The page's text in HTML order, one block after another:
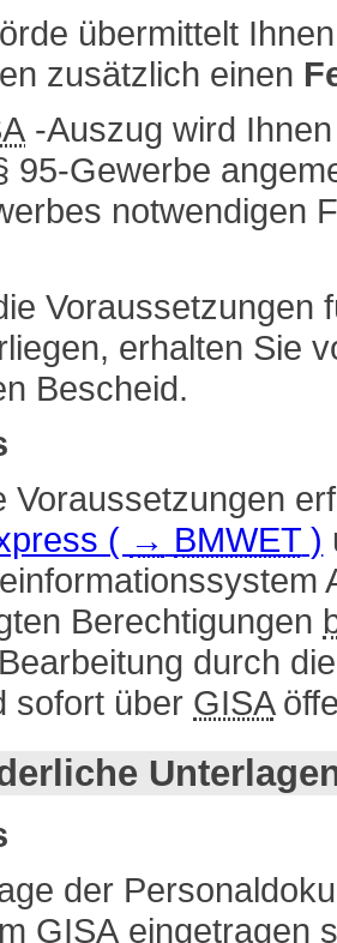
übermittelt
zusätzlich einen
-Auszug wird
95-Gewerbe
notwendigen
Voraussetzungen
erhalten Sie
Bescheid.
Voraussetzungen
( → BMWET )
Berechtigungen
durch
sofort über GISA
der
GISA eingetragen